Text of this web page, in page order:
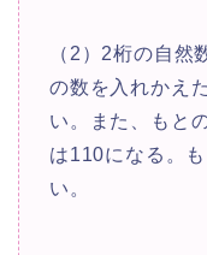
（2）2桁の自然
の数を入れかえ
い。また、もと
は110になる。
い。